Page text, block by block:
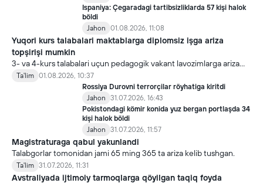
Ispaniya: Çegaradagi tartibsizliklarda 57 kişi halok
böldi
Jahon
01.08.2026, 11:08
Yuqori kurs talabalari maktablarga diplomsiz işga ariza
topşirişi mumkin
3- va 4-kurs talabalari uçun pedagogik vakant lavozimlarga ariza
topşirish yanada soddalaştirildi.
Ta'lim 01.08.2026, 10:37
Rossiya Durovni terrorçilar röyhatiga kiritdi
Jahon
31.07.2026, 16:43
Pokistondagi kömir konida yuz bergan portlaşda 34
kişi halok böldi
Jahon
31.07.2026, 11:57
Magistraturaga qabul yakunlandi
Talabgorlar tomonidan jami 65 ming 365 ta ariza kelib tushgan.
Ta'lim 31.07.2026, 11:31
Avstraliyada ijtimoiy tarmoqlarga qöyilgan taqiq foyda